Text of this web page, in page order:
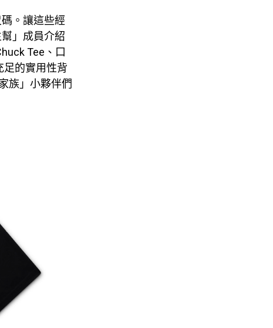
。讓這些經
」成員介紹
Tee、口
足的實用性背
族」小夥伴們